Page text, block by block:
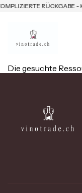
RÜCKGABE -
Die gesuchte